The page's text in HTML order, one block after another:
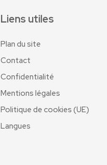
Liens utiles
Plan du site
Contact
Confidentialité
Mentions légales
Politique de cookies (UE)
Langues